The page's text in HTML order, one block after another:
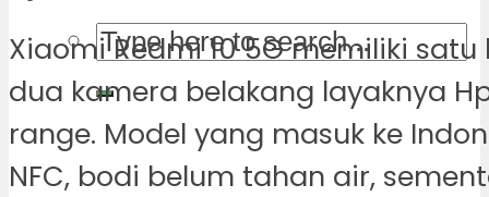
Xiaomi Redmi 10 5G memiliki
dua kamera belakang layaknya
range. Model yang masuk ke
NFC, bodi belum tahan air,